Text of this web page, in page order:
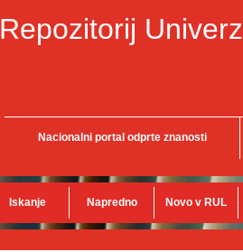
Repozitorij
Nacionalni portal odprte znanosti
Iskanje Napredno Novo v RUL